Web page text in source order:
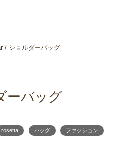
/ ショルダーバッグ
ーバッグ
rosetta バッグ ファッション